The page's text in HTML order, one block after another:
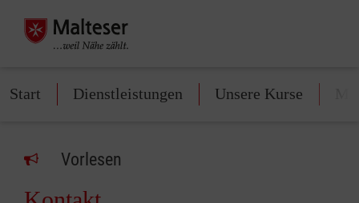
Start Dienstleistungen Unsere Kurse
Vorlesen